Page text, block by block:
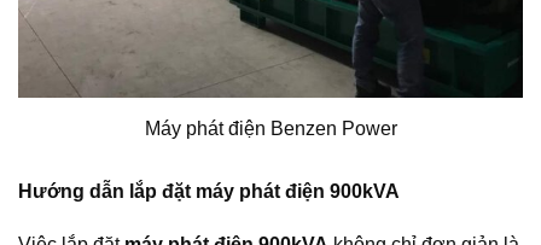
Máy phát điện Benzen Power
Hướng dẫn lắp đặt máy phát điện 900kVA